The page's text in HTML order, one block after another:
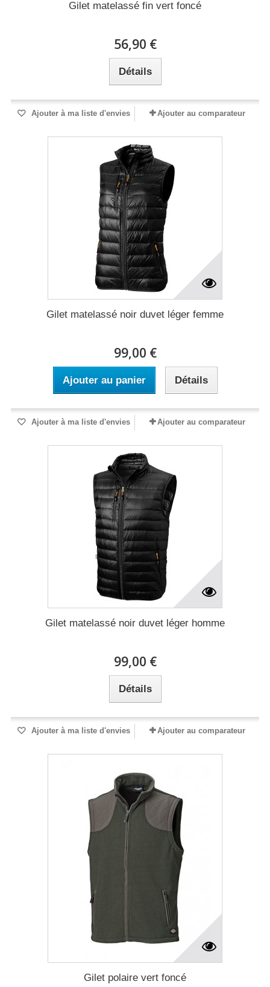
Gilet matelassé fin vert foncé
56,90 €
Détails
Ajouter à ma liste d'envies Ajouter au comparateur
Gilet matelassé noir duvet léger femme
99,00 €
Ajouter au panier Détails
Ajouter à ma liste d'envies Ajouter au comparateur
Gilet matelassé noir duvet léger homme
99,00 €
Détails
Ajouter à ma liste d'envies Ajouter au comparateur
Gilet polaire vert foncé